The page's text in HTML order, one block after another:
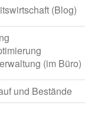
(Blog)
(im Büro)
und Bestände